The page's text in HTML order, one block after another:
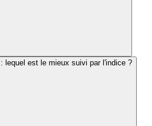
lequel est le mieux suivi par l'indice ?